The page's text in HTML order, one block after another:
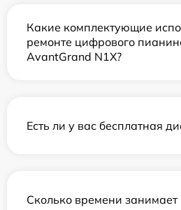
Какие комплектующие
ремонте цифрового
AvantGrand N1X?
Есть ли у вас бесплатная
Сколько времени занимает